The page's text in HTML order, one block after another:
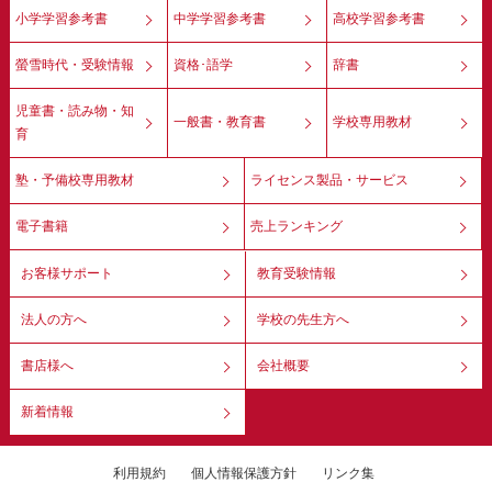
小学学習参考書 中学学習参考書 高校学習参考書
螢雪時代・受験情報 資格･語学 辞書
児童書・読み物・知
育
一般書・教育書 学校専用教材
塾・予備校専用教材 ライセンス製品・サービス
電子書籍 売上ランキング
お客様サポート 教育受験情報
法人の方へ 学校の先生方へ
書店様へ 会社概要
新着情報
利用規約 個人情報保護方針 リンク集